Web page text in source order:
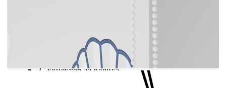
Широчина на плата: 136 см (допустимото
С разлика: 4 см
Включени са монтажни аксесоари
С конектор за верига